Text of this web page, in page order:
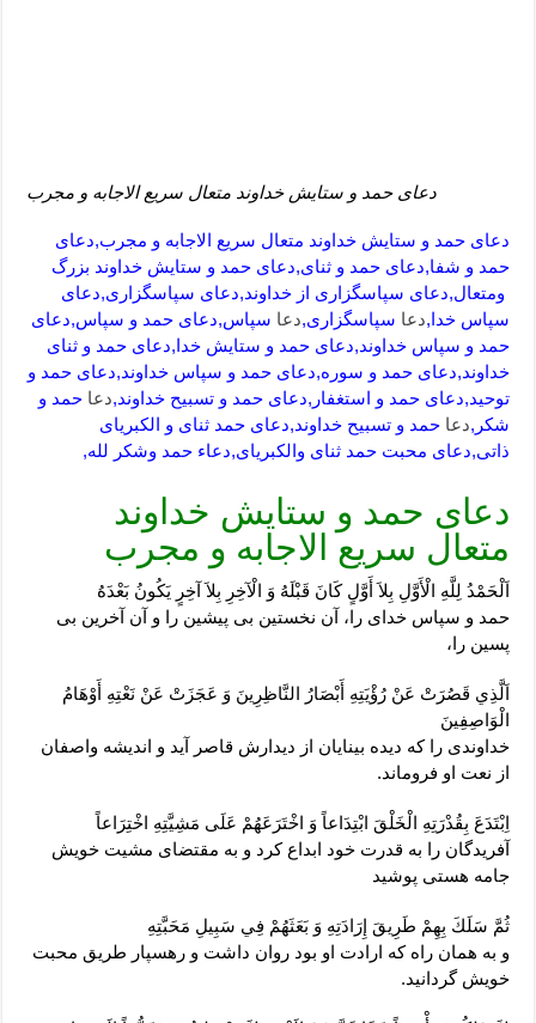
دعای حمد و ستایش خداوند متعال سریع الاجابه و مجرب
دعای حمد و ستایش خداوند متعال سریع الاجابه و مجرب,دعای
حمد و شفا,دعای حمد و ثنای,دعای حمد و ستایش خداوند بزرگ
ومتعال,دعای سپاسگزاری از خداوند,دعای سپاسگزاری,دعای
سپاس خدا,دعا سپاسگزاری,دعا سپاس,دعای حمد و سپاس,دعای
حمد و سپاس خداوند,دعای حمد و ستایش خدا,دعای حمد و ثنای
خداوند,دعای حمد و سوره,دعای حمد و سپاس خداوند,دعای حمد و
توحید,دعای حمد و استغفار,دعای حمد و تسبیح خداوند,دعا حمد و
شكر,دعا حمد و تسبیح خداوند,دعای حمد ثنای و الکبریای
ذاتی,دعای محبت حمد ثنای والکبریای,دعاء حمد وشكر لله,
دعای حمد و ستایش خداوند
متعال سریع الاجابه و مجرب
اَلْحَمْدُ لِلَّهِ الْأَوَّلِ بِلاَ أَوَّلٍ كَانَ قَبْلَهُ وَ الْآخِرِ بِلاَ آخِرٍ يَكُونُ بَعْدَهُ‏
حمد و سپاس خداى را، آن نخستين بى پيشين را و آن آخرين بى
پسين را،
اَلَّذِي قَصُرَتْ عَنْ رُؤْيَتِهِ أَبْصَارُ النَّاظِرِينَ وَ عَجَزَتْ عَنْ نَعْتِهِ أَوْهَامُ
الْوَاصِفِينَ‏
خداوندى را كه ديده بينايان از ديدارش قاصر آيد و انديشه واصفان
از نعت او فروماند.
اِبْتَدَعَ بِقُدْرَتِهِ الْخَلْقَ ابْتِدَاعاً وَ اخْتَرَعَهُمْ عَلَى مَشِيَّتِهِ اخْتِرَاعاً
آفريدگان را به قدرت خود ابداع كرد و به مقتضاى مشيت خويش
جامه هستى پوشيد
ثُمَّ سَلَكَ بِهِمْ طَرِيقَ إِرَادَتِهِ وَ بَعَثَهُمْ فِي سَبِيلِ مَحَبَّتِهِ‏
و به همان راه كه ارادت او بود روان داشت و رهسپار طريق محبت
خويش گردانيد.